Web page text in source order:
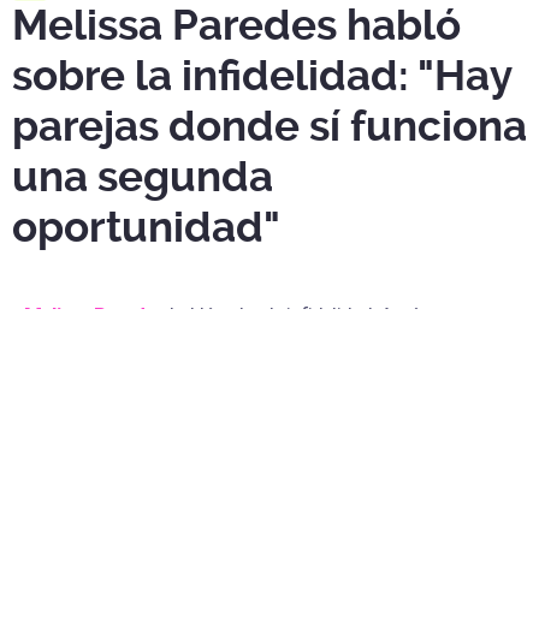
Melissa Paredes habló
sobre la infidelidad: "Hay
parejas donde sí funciona
una segunda
oportunidad"
Melissa Paredes habló sobre la infidelidad. Aquí te